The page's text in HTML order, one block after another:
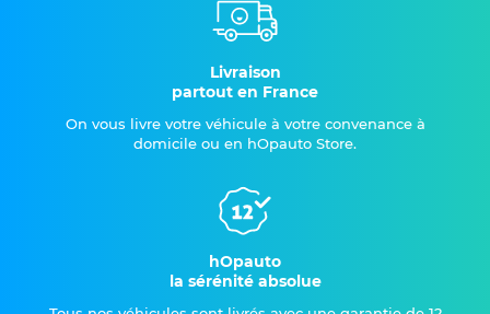
Livraison
partout en France
On vous livre votre véhicule à votre convenance à
domicile ou en hOpauto Store.
hOpauto
la sérénité absolue